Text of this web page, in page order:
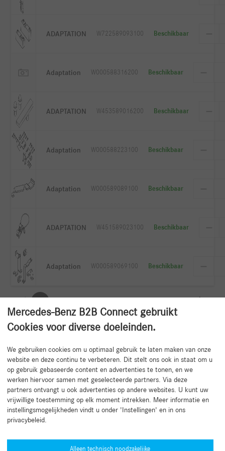
ADAPTATION W722589093100 Beschikbaar
Adaptation W000588316200 Beschikbaar
ADAPTATION W453589016200 Beschikbaar
Adaptation W000588223100 Beschikbaar
Adaptation W000589089100 Beschikbaar
ADAPTATION W451589023100 Beschikbaar
Adaptation W000589069100 Beschikbaar
Mercedes-Benz B2B Connect gebruikt
Cookies voor diverse doeleinden.
We gebruiken cookies om u optimaal gebruik te laten maken van onze
website en deze continu te verbeteren. Dit stelt ons ook in staat om u
op gebruik gebaseerde content en advertenties te tonen, en we
werken hiervoor samen met geselecteerde partners. Via deze
partners ontvangt u ook advertenties op andere websites. U kunt uw
vrijwillige toestemming op elk moment intrekken. Meer informatie en
instellingsmogelijkheden vindt u onder 'Instellingen' en in ons
privacybeleid.
Alleen technisch noodzakelijke
Terug naar het begin
Hulp nodig?
Mercedes-Benz Global Training